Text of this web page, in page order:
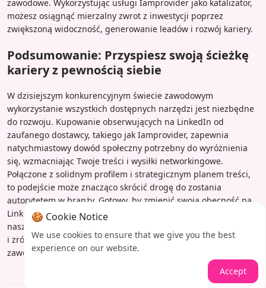
zawodowe. Wykorzystując usługi Iamprovider jako katalizator,
możesz osiągnąć mierzalny zwrot z inwestycji poprzez
zwiększoną widoczność, generowanie leadów i rozwój kariery.
Podsumowanie: Przyspiesz swoją ścieżkę
kariery z pewnością siebie
W dzisiejszym konkurencyjnym świecie zawodowym
wykorzystanie wszystkich dostępnych narzędzi jest niezbędne
do rozwoju. Kupowanie obserwujących na LinkedIn od
zaufanego dostawcy, takiego jak Iamprovider, zapewnia
natychmiastowy dowód społeczny potrzebny do wyróżnienia
się, wzmacniając Twoje treści i wysiłki networkingowe.
Połączone z solidnym profilem i strategicznym planem treści,
to podejście może znacząco skrócić drogę do zostania
autorytetem w branży. Gotowy, by zmienić swoją obecność na
LinkedIn? Odwiedź Iamprovider już dziś, aby zapoznać się z
naszymi bezpiecznymi i skutecznymi pakietami obserwujących,
i zrób pierwszy krok w kierunku natychmiastowego rozwoju
zawodowego.
🍪 Cookie Notice
We use cookies to ensure that we give you the best
experience on our website.
Accept